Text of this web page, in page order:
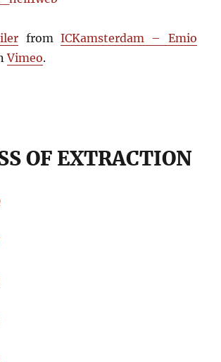
from ICKamsterdam – Emio
Vimeo.
OF EXTRACTION